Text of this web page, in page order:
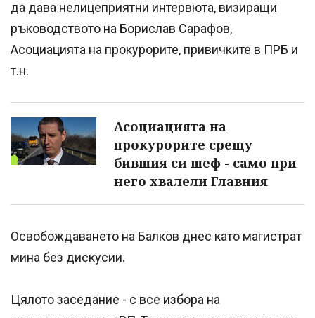
да дава нелицеприятни интервюта, визиращи
ръководството на Борислав Сарафов,
Асоциацията на прокурорите, привичките в ПРБ и
т.н.
Асоциацията на
прокурорите срещу
бившия си шеф - само при
него хвалели Главния
Освобождаването на Балков днес като магистрат
мина без дискусии.
Цялото заседание - с все избора на